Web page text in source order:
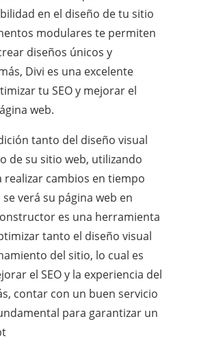
en el diseño de tu sitio
modulares te permiten
diseños únicos y
Divi es una excelente
tu SEO y mejorar el
web.
tanto del diseño visual
de su sitio web, utilizando
realizar cambios en tiempo
verá su página web en
es una herramienta
tanto el diseño visual
del sitio, lo cual es
el SEO y la experiencia del
contar con un buen servicio
para garantizar un